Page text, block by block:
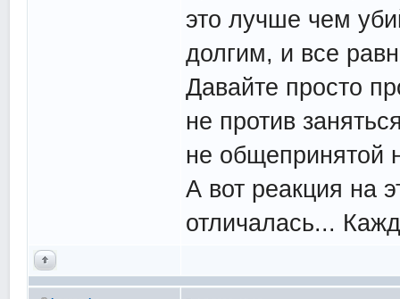
это лучше чем
долгим, и все
Давайте просто
не против
не общепринятой
А вот реакция
отличалась...